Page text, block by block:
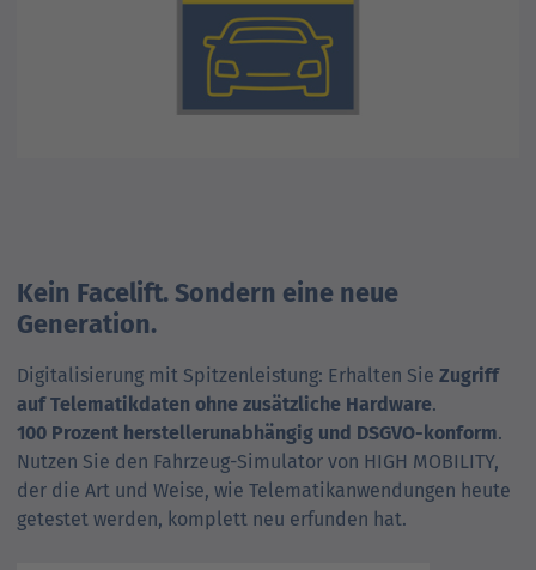
Kein Facelift. Sondern eine neue
Generation.
Digitalisierung mit Spitzenleistung: Erhalten Sie Zugriff
auf Telematik­daten ohne zusätzliche Hardware.
100 Prozent hersteller­unabhängig und DSGVO-konform.
Nutzen Sie den Fahrzeug-Simulator von HIGH MOBILITY,
der die Art und Weise, wie Telematik­an­wen­dungen heute
getestet werden, komplett neu erfunden hat.